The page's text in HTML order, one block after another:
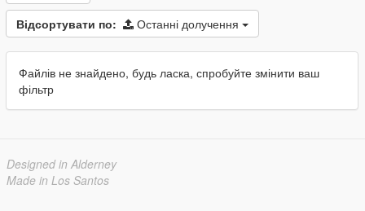
Відсортувати по: Останні долучення
Файлів не знайдено, будь ласка, спробуйте змінити ваш
фільтр
Designed in Alderney
Made in Los Santos